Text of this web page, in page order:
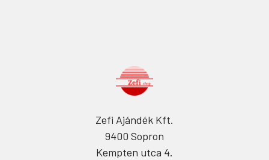
Zefi Ajándék Kft.
9400 Sopron
Kempten utca 4.